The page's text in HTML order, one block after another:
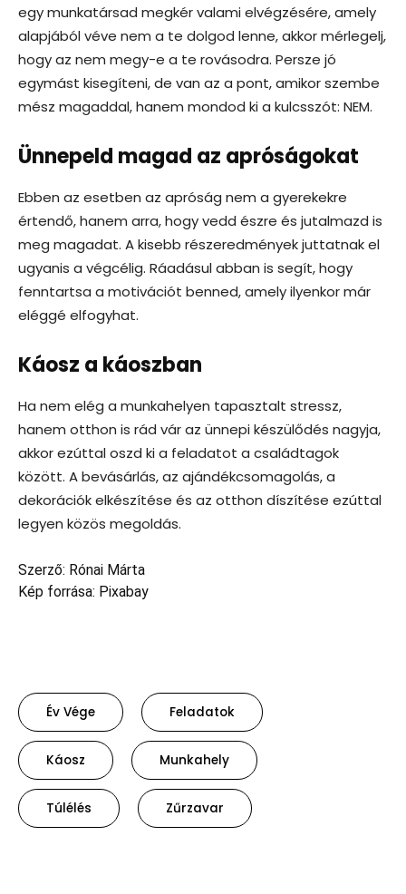
egy munkatársad megkér valami elvégzésére, amely
alapjából véve nem a te dolgod lenne, akkor mérlegelj,
hogy az nem megy-e a te rovásodra. Persze jó
egymást kisegíteni, de van az a pont, amikor szembe
mész magaddal, hanem mondod ki a kulcsszót: NEM.
Ünnepeld magad az apróságokat
Ebben az esetben az apróság nem a gyerekekre
értendő, hanem arra, hogy vedd észre és jutalmazd is
meg magadat. A kisebb részeredmények juttatnak el
ugyanis a végcélig. Ráadásul abban is segít, hogy
fenntartsa a motivációt benned, amely ilyenkor már
eléggé elfogyhat.
Káosz a káoszban
Ha nem elég a munkahelyen tapasztalt stressz,
hanem otthon is rád vár az ünnepi készülődés nagyja,
akkor ezúttal oszd ki a feladatot a családtagok
között. A bevásárlás, az ajándékcsomagolás, a
dekorációk elkészítése és az otthon díszítése ezúttal
legyen közös megoldás.
Szerző: Rónai Márta
Kép forrása: Pixabay
Év Vége Feladatok
Káosz Munkahely
Túlélés Zűrzavar